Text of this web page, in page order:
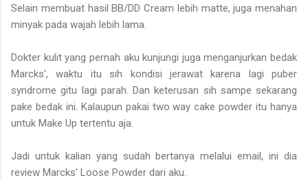
Selain membuat hasil BB/DD Cream lebih matte, juga menahan
minyak pada wajah lebih lama.
Dokter kulit yang pernah aku kunjungi juga menganjurkan bedak
Marcks', waktu itu sih kondisi jerawat karena lagi puber
syndrome gitu lagi parah. Dan keterusan sih sampe sekarang
pake bedak ini. Kalaupun pakai two way cake powder itu hanya
untuk Make Up tertentu aja.
Jadi untuk kalian yang sudah bertanya melalui email, ini dia
review Marcks' Loose Powder dari aku.